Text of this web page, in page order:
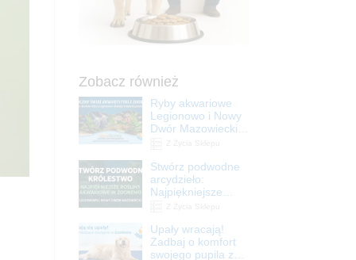
Zobacz również
Ryby akwariowe
Legionowo i Nowy
Dwór Mazowiecki –
Stwórz podwodne
arcydzieło:
Najpiękniejsze
Legionowo i Nowy
Dwór Mazowiecki
Upały wracają!
Zadbaj o komfort
swojego pupila z